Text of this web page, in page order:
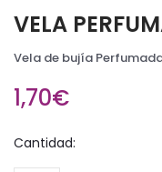
VELA
Vela de bujía
1,70€
Cantidad: